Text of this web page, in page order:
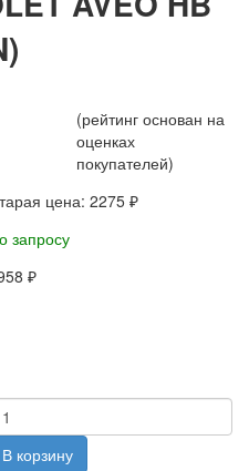
)
(рейтинг основан на
оценках
покупателей)
цена: 2275 ₽
запросу
₽